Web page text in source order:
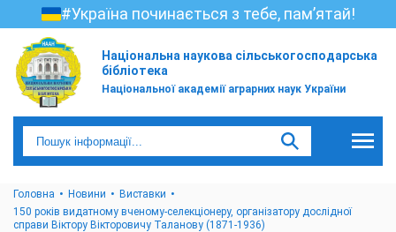
#Україна починається з тебе, пам’ятай!
Національна наукова сільськогосподарська
бібліотека
Національної академії аграрних наук України
Головна Новини
Виставки
150 років видатному вченому-селекціонеру, організатору дослідної
справи Віктору Вікторовичу Таланову (1871-1936)